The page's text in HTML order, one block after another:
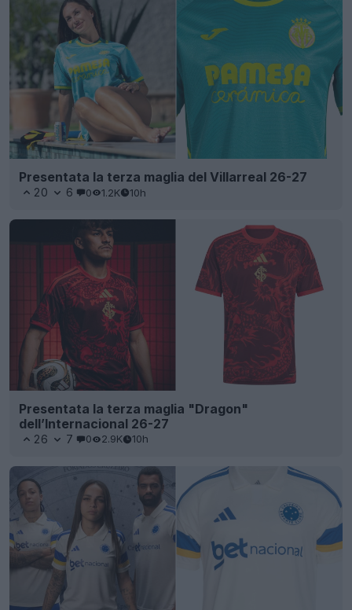
Presentata la terza maglia del Villarreal 26-27
20 6 0 1.2K 10h
Presentata la terza maglia "Dragon"
dell’Internacional 26-27
26 7 0 2.9K 10h